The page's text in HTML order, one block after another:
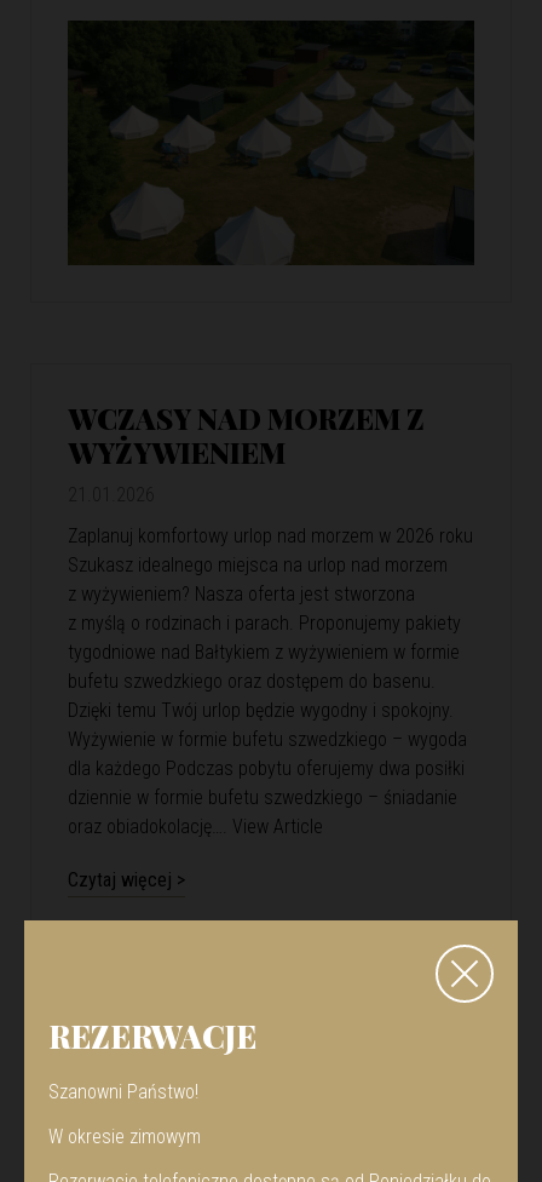
WCZASY NAD MORZEM Z
WYŻYWIENIEM
Zaplanuj komfortowy urlop nad morzem w 2026 roku
Szukasz idealnego miejsca na urlop nad morzem
z wyżywieniem? Nasza oferta jest stworzona
z myślą o rodzinach i parach. Proponujemy pakiety
tygodniowe nad Bałtykiem z wyżywieniem w formie
bufetu szwedzkiego oraz dostępem do basenu.
Dzięki temu Twój urlop będzie wygodny i spokojny.
Wyżywienie w formie bufetu szwedzkiego – wygoda
dla każdego Podczas pobytu oferujemy dwa posiłki
dziennie w formie bufetu szwedzkiego – śniadanie
oraz obiadokolację…. View Article
Czytaj więcej >
REZERWACJE
Szanowni Państwo!
W okresie zimowym